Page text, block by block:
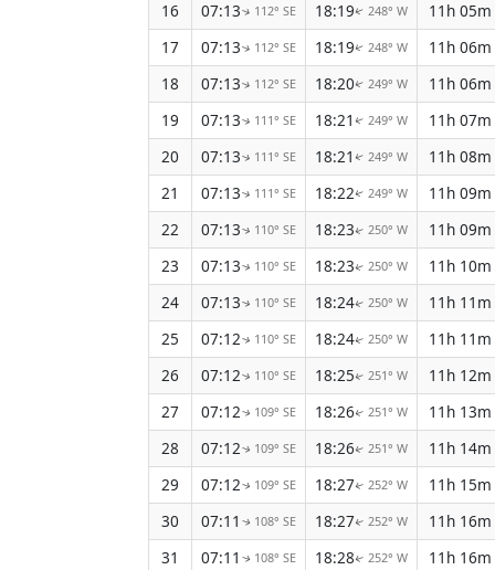
16
07:13↑ 112° SE 18:19↑ 248° W
11h 05m
17
07:13↑ 112° SE 18:19↑ 248° W
11h 06m
18
07:13↑ 112° SE 18:20↑ 249° W
11h 06m
19
07:13↑ 111° SE 18:21 ↑ 249° W
11h 07m
20
07:13↑ 111° SE 18:21 ↑ 249° W
11h 08m
21
07:13↑ 111° SE 18:22↑ 249° W
11h 09m
22
07:13↑ 110° SE 18:23↑ 250° W
11h 09m
23
07:13↑ 110° SE 18:23↑ 250° W
11h 10m
24
07:13↑ 110° SE 18:24↑ 250° W
11h 11m
25
07:12↑ 110° SE 18:24↑ 250° W
11h 11m
26
07:12↑ 110° SE 18:25↑ 251° W
11h 12m
27
07:12↑ 109° SE 18:26↑ 251° W
11h 13m
28
07:12↑ 109° SE 18:26↑ 251° W
11h 14m
29
07:12↑ 109° SE 18:27↑ 252° W
11h 15m
30
07:11 ↑ 108° SE 18:27↑ 252° W
11h 16m
31
07:11 ↑ 108° SE 18:28↑ 252° W 11h 16m